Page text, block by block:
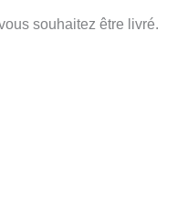
souhaitez être livré.